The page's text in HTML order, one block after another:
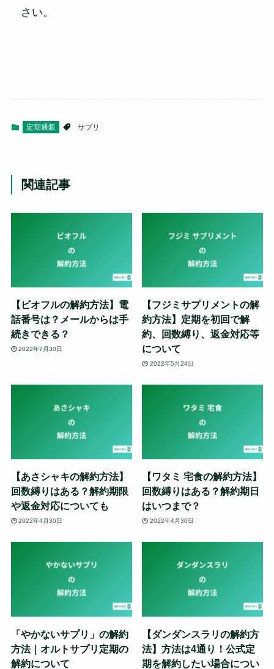
さい。
定期通販 サプリ
関連記事
【ビオフルの解約方法】電
話番号は？メールからは手
続きできる？
2022年7月30日
【フジミサプリメントの解
約方法】定期を初回で解
約、回数縛り、返金対応等
について
2022年5月24日
【あさシャキの解約方法】
回数縛りはある？解約期限
や返金対応についても
2022年4月30日
【ワタミ 宅食の解約方法】
回数縛りはある？解約期日
はいつまで？
2022年4月30日
「やかないサプリ」の解約
方法｜オルトサプリ定期の
解約について
【ダンダンスラリの解約方
法】方法は4通り！公式定
期を解約したい場合につい